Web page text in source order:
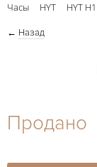
27-44
27-44
Часы HYT HYT
← Назад
Продано